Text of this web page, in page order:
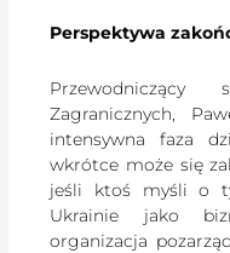
Perspektywa
Zagranicznych,
intensywna faza
wkrótce może się
jeśli ktoś myśli o
Ukrainie jako
organizacja